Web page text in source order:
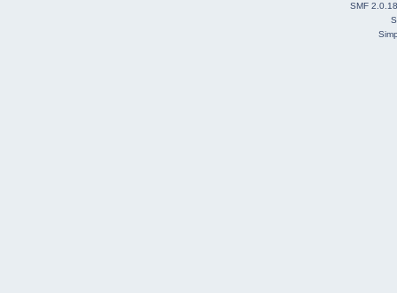
SMF 2.0.18